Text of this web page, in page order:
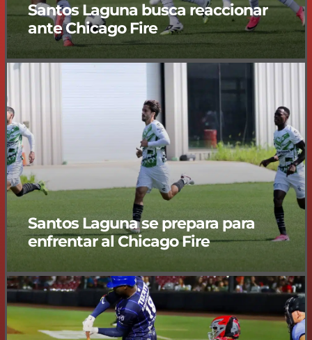
Santos Laguna busca reaccionar
ante Chicago Fire
Santos Laguna se prepara para
enfrentar al Chicago Fire